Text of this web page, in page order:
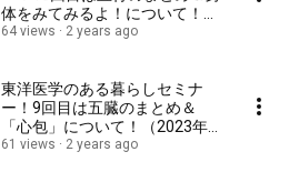
体をみてみるよ！について！
（2023年11月21日火曜日）
64 views 2 years ago
東洋医学のある暮らしセミナ
ー！9回目は五臓のまとめ＆
「心包」について！（2023年
10月17日火曜日）
61 views 2 years ago